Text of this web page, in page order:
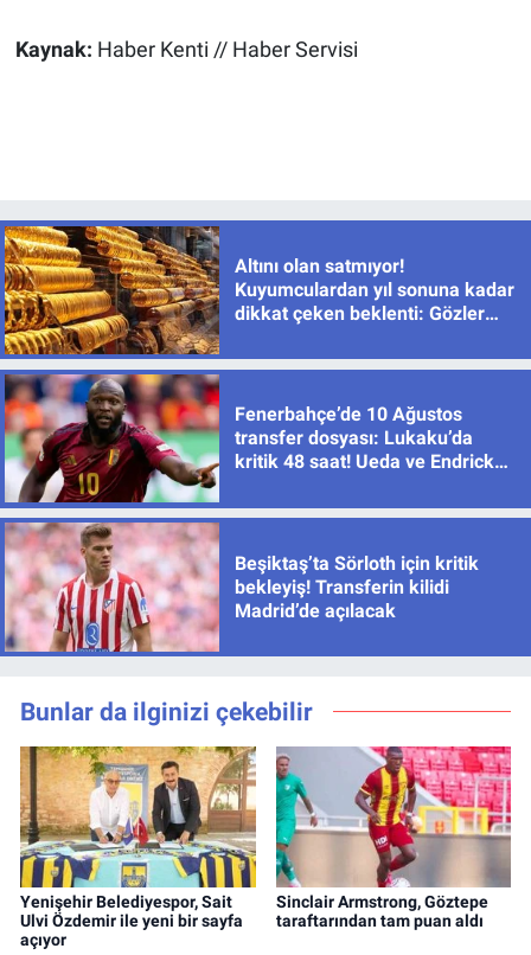
Kaynak: Haber Kenti // Haber Servisi
Altını olan satmıyor!
Kuyumculardan yıl sonuna kadar
dikkat çeken beklenti: Gözler
Fenerbahçe’de 10 Ağustos
transfer dosyası: Lukaku’da
kritik 48 saat! Ueda ve Endrick
Beşiktaş’ta Sörloth için kritik
bekleyiş! Transferin kilidi
Madrid’de açılacak
Bunlar da ilginizi çekebilir
Yenişehir Belediyespor, Sait
Ulvi Özdemir ile yeni bir sayfa
açıyor
Sinclair Armstrong, Göztepe
taraftarından tam puan aldı